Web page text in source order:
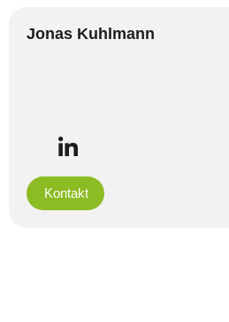
Jonas Kuhlmann
Kontakt